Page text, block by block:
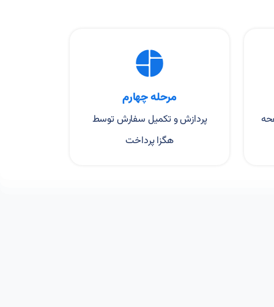
مرحله چهارم
پردازش و تکمیل سفارش توسط
هگزا پرداخت